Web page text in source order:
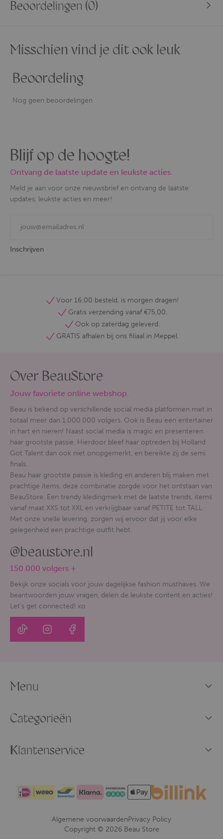
Beoordelingen (0)
Misschien vind je dit ook leuk
Beoordeling
Nog geen beoordelingen
Blijf op de hoogte!
Ontvang de laatste update en leukste acties.
Meld je aan voor onze nieuwsbrief en ontvang de laatste
updates, leukste acties en meer!
Inschrijven
Voor 16:00 besteld, is morgen dragen!
Gratis verzending vanaf €75,00.
Ook op zaterdag geleverd.
GRATIS afhalen bij ons filiaal in Meppel.
Over BeauStore
Jouw favoriete online webshop.
Beau is bekend op verschillende social media platformen met in
totaal meer dan 1.000.000 volgers. Ook is Beau een entertainer
in hart en nieren! Naast social media is magic en presenteren
haar grootste passie. Hierdoor bleef haar optreden bij Holland
Got Talent dan ook niet onopgemerkt, en bereikte zij de semi
finals.
Beau haar grootste passie is kleding en anderen blij maken met
prachtige items, deze combinatie zorgde voor het ontstaan van
BeauStore. Een trendy kledingmerk met de laatste trends, items
vanaf maat XXS tot XXL en verkrijgbaar vanaf PETITE tot TALL.
Met onze snelle levering, zorgen wij ervoor dat jij voor elke
gelegenheid een prachtige outfit hebt.
@beaustore.nl
150.000 volgers +
Bekijk onze socials voor jouw dagelijkse fashion musthaves. We
beantwoorden jouw vragen, delen de leukste content en acties!
Let's get connected! xo
Menu
Categorieën
Klantenservice
Algemene voorwaardenPrivacy Policy
Copyright © 2026 Beau Store